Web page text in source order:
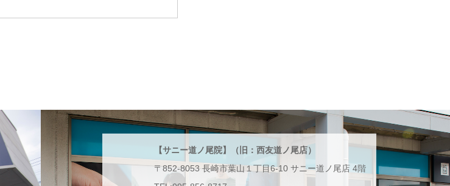
【サニー道ノ尾院】（旧：西友道ノ尾店）
〒852-8053 長崎市葉山１丁目6-10 サニー道ノ尾店 4階